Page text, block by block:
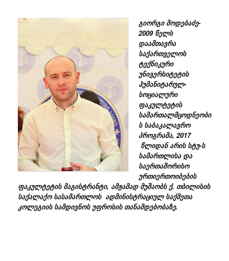
გიორგიმოდებაძე-
2009 წელს
დაამთავრა
საქართველოს
ტექნიკური
უნივერსიტეტის
ჰუმანიტარულ-
სოციალური
ფაკულტეტის
სამართალმცოდნეობი
ს საბაკალავრო
პროგრამა, 2017
წლიდან არის სტუ-ს
სამართლისა და
საერთაშორისო
ურთიერთოიბების
ფაკულტეტის მაგისტრანტი, ამჟამად მუშაობს ქ. თბილისის
საქალაქო სასამართლოს ადმინისტრაციულ საქმეთა
კოლეგიის სამდივნოს უფროსის თანამდებობაზე.